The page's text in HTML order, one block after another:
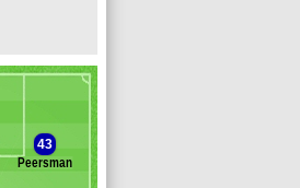
43
Peersman